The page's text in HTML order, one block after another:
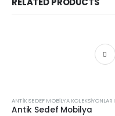
ANTIK SEDEF MOBILYA KOLEKSIYONLARI
Antik Sedef Mobilya